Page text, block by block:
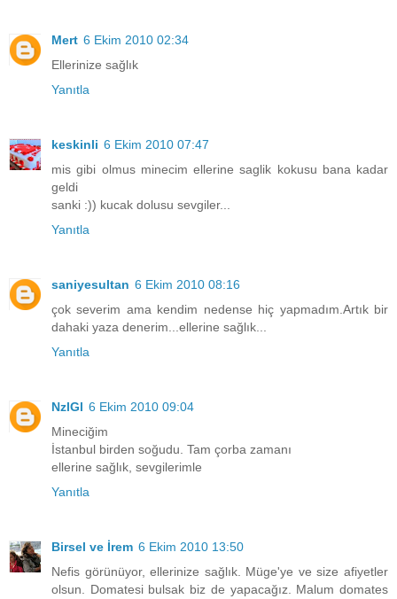
Mert 6 Ekim 2010 02:34
Ellerinize sağlık
Yanıtla
keskinli 6 Ekim 2010 07:47
mis gibi olmus minecim ellerine saglik kokusu bana kadar
geldi
sanki :)) kucak dolusu sevgiler...
Yanıtla
saniyesultan 6 Ekim 2010 08:16
çok severim ama kendim nedense hiç yapmadım.Artık bir
dahaki yaza denerim...ellerine sağlık...
Yanıtla
NzlGl 6 Ekim 2010 09:04
Mineciğim
İstanbul birden soğudu. Tam çorba zamanı
ellerine sağlık, sevgilerimle
Yanıtla
Birsel ve İrem 6 Ekim 2010 13:50
Nefis görünüyor, ellerinize sağlık. Müge'ye ve size afiyetler
olsun. Domatesi bulsak biz de yapacağız. Malum domates